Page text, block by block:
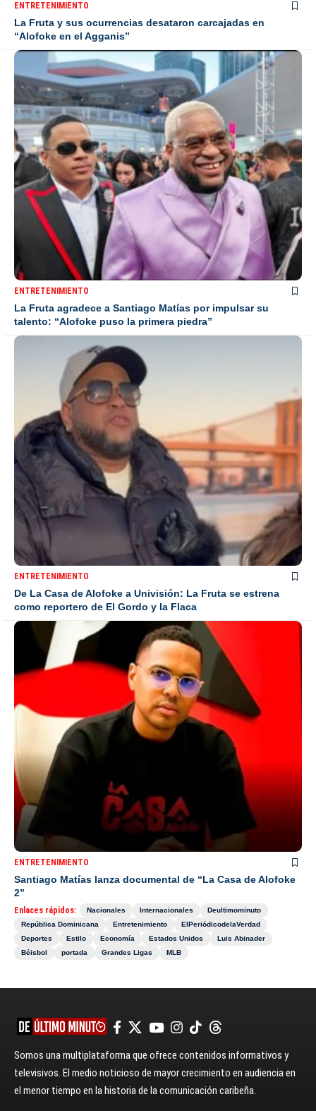
ENTRETENIMIENTO
La Fruta y sus ocurrencias desataron carcajadas en
“Alofoke en el Agganis”
ENTRETENIMIENTO
La Fruta agradece a Santiago Matías por impulsar su
talento: “Alofoke puso la primera piedra”
ENTRETENIMIENTO
De La Casa de Alofoke a Univisión: La Fruta se estrena
como reportero de El Gordo y la Flaca
ENTRETENIMIENTO
Santiago Matías lanza documental de “La Casa de Alofoke
2”
Enlaces rápidos: Nacionales Internacionales
Deultimominuto
República Dominicana
Entretenimiento
ElPeriódicodelaVerdad
Deportes
Estilo Economía Estados Unidos
Luis Abinader
Béisbol
portada Grandes Ligas MLB
Somos una multiplataforma que ofrece contenidos informativos y
televisivos. El medio noticioso de mayor crecimiento en audiencia en
el menor tiempo en la historia de la comunicación caribeña.